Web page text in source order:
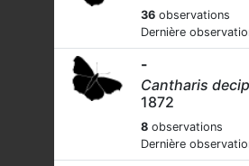
36 observations
Dernière
-
Cantharis
1872
8 observations
Dernière